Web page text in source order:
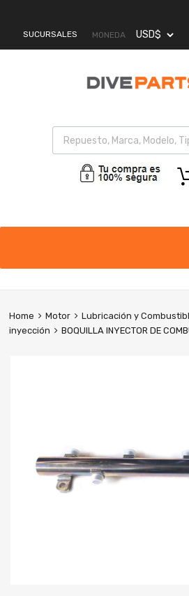
SUCURSALES MONEDA
Home Motor Lubricación y
inyección
BOQUILLA INYECTOR DE